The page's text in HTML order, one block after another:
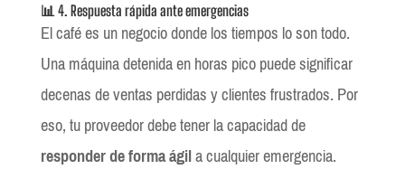
📊 4. Respuesta rápida ante emergencias
El café es un negocio donde los tiempos lo son todo.
Una máquina detenida en horas pico puede significar
decenas de ventas perdidas y clientes frustrados. Por
eso, tu proveedor debe tener la capacidad de
responder de forma ágila cualquier emergencia.